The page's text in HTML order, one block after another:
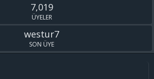
7,019
ÜYELER
westur7
SON ÜYE